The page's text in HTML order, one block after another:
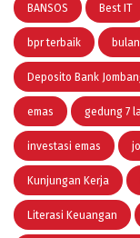
BANSOS Best IT
bpr terbaik
Deposito Bank
emas gedung 7
investasi emas
Kunjungan Kerja
Literasi Keuangan